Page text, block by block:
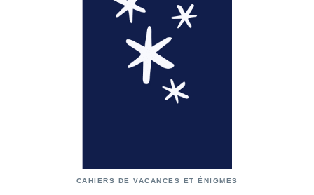
CAHIERS DE VACANCES ET ÉNIGMES